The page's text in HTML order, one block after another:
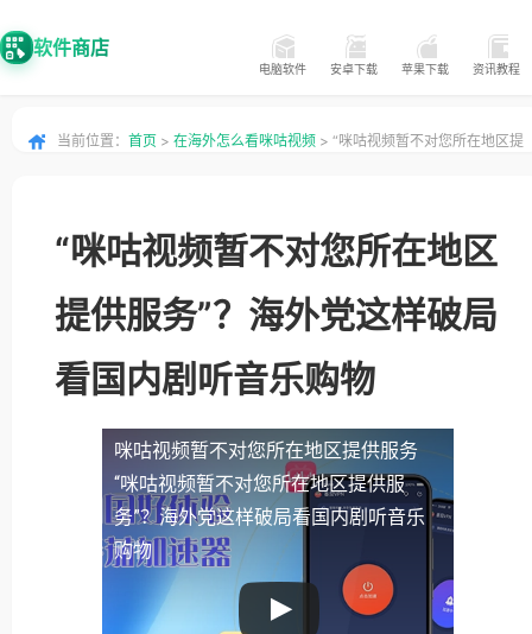
软件商店
电脑软件 安卓下载 苹果下载 资讯教程
当前位置： 首页 > 在海外怎么看咪咕视频 > “咪咕视频暂不对您所在地区提
“咪咕视频暂不对您所在地区
提供服务”？海外党这样破局
看国内剧听音乐购物
咪咕视频暂不对您所在地区提供服务
“咪咕视频暂不对您所在地区提供服
务”？海外党这样破局看国内剧听音乐
购物